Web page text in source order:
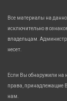
Все материалы на
исключительно в
владельцам.
несет.
Если Вы обнаружили на
права, принадлежащие
нам.